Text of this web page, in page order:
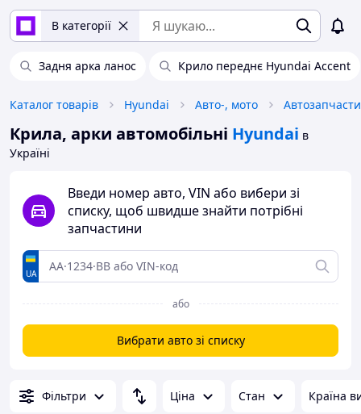
В категорії
Задня арка ланос Крило переднє Hyundai Accent
Каталог товарів Hyundai Авто-, мото
Крила, арки автомобільні Hyundai в
Україні
Введи номер авто, VIN або вибери зі
списку, щоб швидше знайти потрібні
запчастини
UA
або
Вибрати авто зі списку
Фільтри Ціна Стан Країна